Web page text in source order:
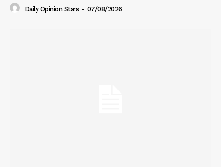
Daily Opinion Stars - 07/08/2026